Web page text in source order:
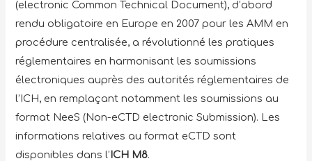
(electronic Common Technical Document), d’abord
rendu obligatoire en Europe en 2007 pour les AMM en
procédure centralisée, a révolutionné les pratiques
réglementaires en harmonisant les soumissions
électroniques auprès des autorités réglementaires de
l’ICH, en remplaçant notamment les soumissions au
format NeeS (Non-eCTD electronic Submission). Les
informations relatives au format eCTD sont
disponibles dans l’ ICH M8.